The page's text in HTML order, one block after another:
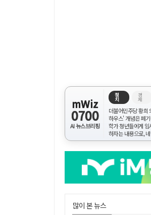
mWiz
0700
AI 뉴스브리핑
정
치
경
제
더불어민주당 황희
하우스' 개념은 폐
학가 청년들에게
하자는 내용으로,
많이 본 뉴스